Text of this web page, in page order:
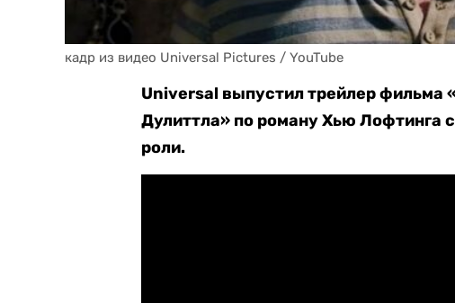
кадр из видео Universal Pictures / YouTube
Universal выпустил трейлер фильма
Дулиттла» по роману Хью Лофтинга
роли.